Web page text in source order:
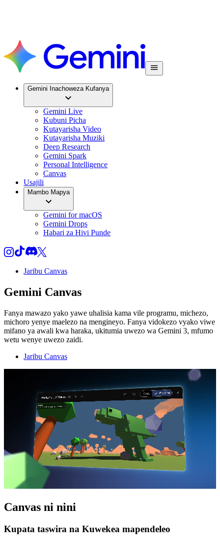
Gemini Inachoweza Kufanya
Gemini Live
Kubuni Picha
Kutayarisha Video
Kutayarisha Muziki
Deep Research
Gemini Spark
Personal Intelligence
Canvas
Usajili
Mambo Mapya
Gemini for macOS
Gemini Drops
Habari za Hivi Punde
Jaribu Canvas
Gemini Canvas
Fanya mawazo yako yawe uhalisia kama vile programu, michezo,
michoro yenye maelezo na mengineyo. Fanya vidokezo vyako viwe
mifano ya awali kwa haraka, ukitumia uwezo wa Gemini 3, mfumo
wetu wenye uwezo zaidi.
Jaribu Canvas
Canvas ni nini
Kupata taswira na Kuwekea mapendeleo